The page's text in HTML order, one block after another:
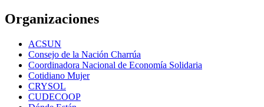
Organizaciones
ACSUN
Consejo de la Nación Charrúa
Coordinadora Nacional de Economía Solidaria
Cotidiano Mujer
CRYSOL
CUDECOOP